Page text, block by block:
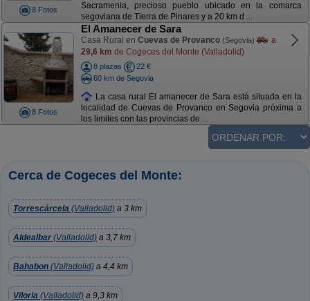
8 Fotos
Sacramenia, precioso pueblo ubicado en la comarca
segoviana de Tierra de Pinares y a 20 km d ...
8 Fotos
El Amanecer de Sara
Casa Rural en Cuevas de Provanco (Segovia)
a
29,6 km de Cogeces del Monte (Valladolid)
8 plazas
22 €
60 km de Segovia
La casa rural El amanecer de Sara está situada en la
localidad de Cuevas de Provanco en Segovia próxima a
los limites con las provincias de ...
Cerca de Cogeces del Monte:
Torrescárcela (Valladolid) a 3 km
Aldealbar (Valladolid) a 3,7 km
Bahabon (Valladolid) a 4,4 km
Viloria (Valladolid) a 9,3 km